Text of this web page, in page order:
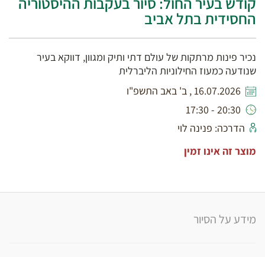
החסידית בתל אביב
נכיר פינות מרתקות של עולם דתי ותיק ומגוון, דווקא בעיר
שנודעה כמעוז החילוניות הליברלית
16.07.2026 , ב' באב התשפ"ו
20:30 - 17:30
הדרכה: פנינה לוי
מוצר זה אינו זמין
מידע על הסיור